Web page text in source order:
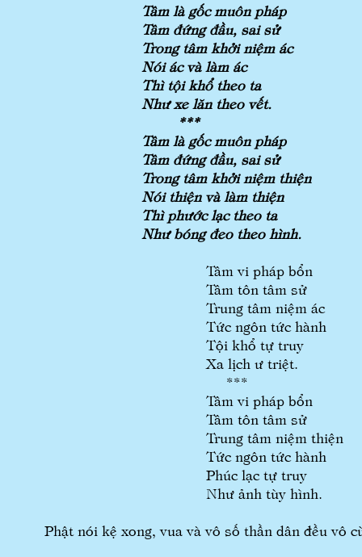
Tâm là gốc muôn pháp
Tâm đứng đầu, sai sử
Trong tâm khởi niệm ác
Nói ác và làm ác
Thì tội khổ theo ta
Như xe lăn theo vết.
***
Tâm là gốc muôn pháp
Tâm đứng đầu, sai sử
Trong tâm khởi niệm thiện
Nói thiện và làm thiện
Thì phước lạc theo ta
Như bóng đeo theo hình.
Tâm vi pháp bổn
Tâm tôn tâm sử
Trung tâm niệm ác
Tức ngôn tức hành
Tội khổ tự truy
Xa lịch ư triệt.
***
Tâm vi pháp bổn
Tâm tôn tâm sử
Trung tâm niệm thiện
Tức ngôn tức hành
Phúc lạc tự truy
Như ảnh tùy hình.
Phật nói kệ xong, vua và vô số thần dân đều vô